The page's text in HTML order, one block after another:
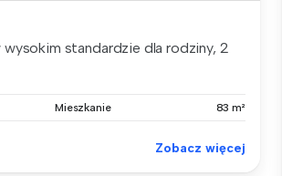
standardzie dla rodziny, 2
Mieszkanie 83 m²
Zobacz więcej